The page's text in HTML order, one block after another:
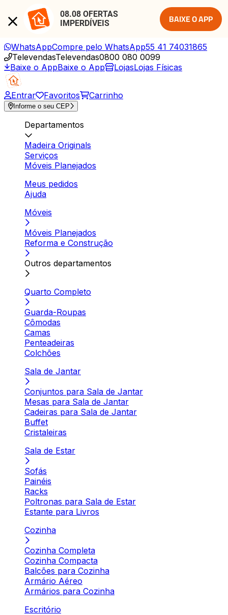
08.08 OFERTAS
IMPERDÍVEIS
BAIXE O APP
WhatsAppCompre pelo WhatsApp55 41 74031865
TelevendasTelevendas0800 080 0099
Baixe o AppBaixe o App LojasLojas Físicas
Entrar Favoritos Carrinho
Informe o seu CEP
Departamentos
Madeira Originals
Serviços
Móveis Planejados
Meus pedidos
Ajuda
Móveis
Móveis Planejados
Reforma e Construção
Outros departamentos
Quarto Completo
Guarda-Roupas
Cômodas
Camas
Penteadeiras
Colchões
Sala de Jantar
Conjuntos para Sala de Jantar
Mesas para Sala de Jantar
Cadeiras para Sala de Jantar
Buffet
Cristaleiras
Sala de Estar
Sofás
Painéis
Racks
Poltronas para Sala de Estar
Estante para Livros
Cozinha
Cozinha Completa
Cozinha Compacta
Balcões para Cozinha
Armário Aéreo
Armários para Cozinha
Escritório